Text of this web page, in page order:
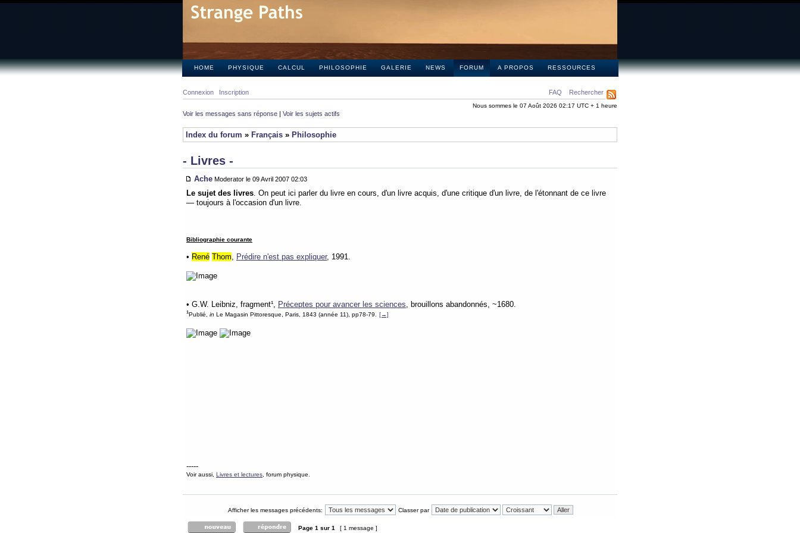
HOME PHYSIQUE CALCUL PHILOSOPHIE GALERIE NEWS FORUM A PROPOS RESSOURCES
FAQ Rechercher
Connexion Inscription
Nous sommes le 07 Août 2026 02:17 UTC + 1 heure
Voir les messages sans réponse | Voir les sujets actifs
Index du forum » Français » Philosophie
- Livres -
Ache Moderator le 09 Avril 2007 02:03
Le sujet des livres. On peut ici parler du livre en cours, d'un livre acquis, d'une critique d'un livre, de l'étonnant de ce livre
— toujours à l'occasion d'un livre.
Bibliographie courante
• René Thom, Prédire n'est pas expliquer, 1991.
• G.W. Leibniz, fragment¹, Préceptes pour avancer les sciences, brouillons abandonnés, ~1680.
¹Publié, in Le Magasin Pittoresque, Paris, 1843 (année 11), pp78-79. [→]
-----
Voir aussi, Livres et lectures , forum physique.
Afficher les messages précédents: Classer par
Page 1 sur 1 [ 1 message ]